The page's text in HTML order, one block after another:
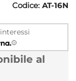
Codice: AT-16N
al